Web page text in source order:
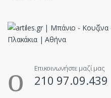
Επικοινωνήστε μαζί μας
210 97.09.439